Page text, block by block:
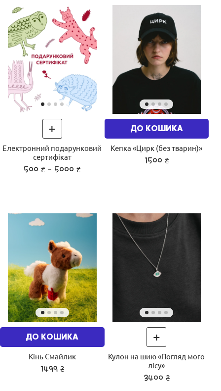
+
Електронний подарунковий
сертифікат
500₴ - 5000₴
ДО КОШИКА
Кепка «Цирк (без тварин)»
1500 ₴
ДО КОШИКА
Кінь Смайлик
1499 ₴
+
Кулон на шию «Погляд мого
лісу»
3400 ₴